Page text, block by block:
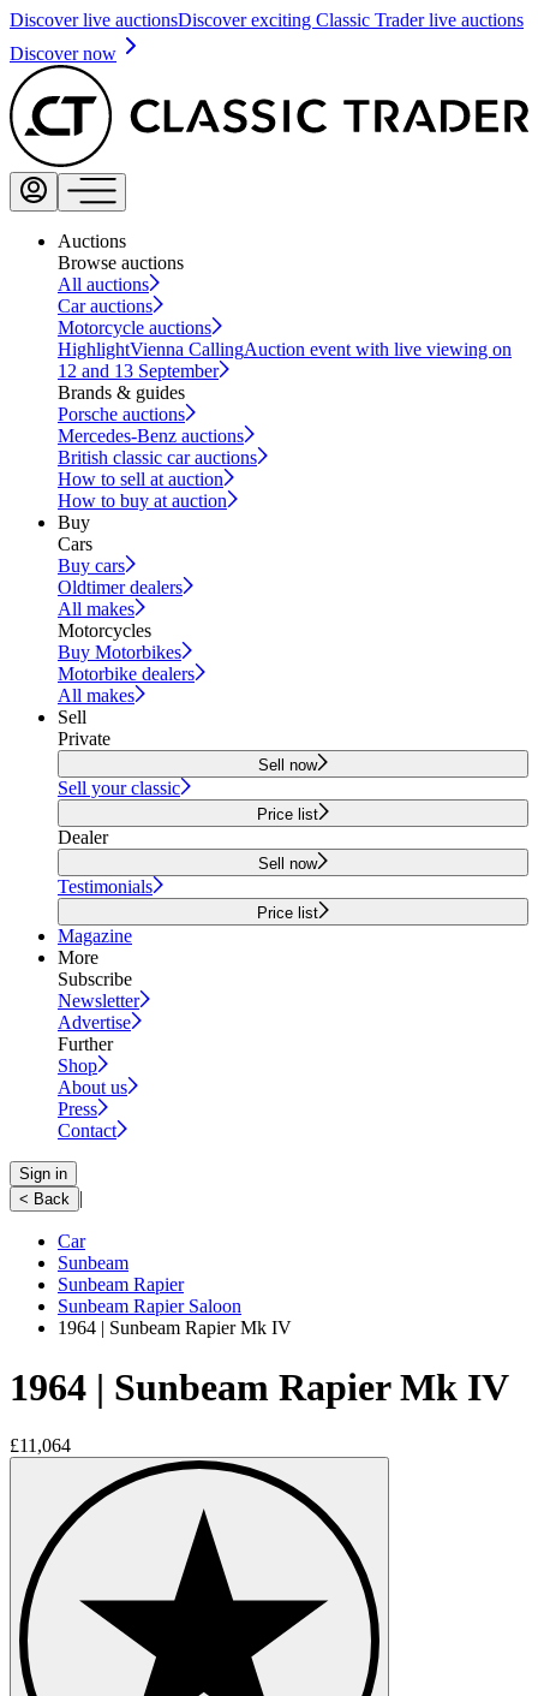
Discover live auctionsDiscover exciting Classic Trader live auctions
Discover now
Auctions
Browse auctions
All auctions
Car auctions
Motorcycle auctions
HighlightVienna CallingAuction event with live viewing on
12 and 13 September
Brands & guides
Porsche auctions
Mercedes-Benz auctions
British classic car auctions
How to sell at auction
How to buy at auction
Buy
Cars
Buy cars
Oldtimer dealers
All makes
Motorcycles
Buy Motorbikes
Motorbike dealers
All makes
Sell
Private
Sell now
Sell your classic
Price list
Dealer
Sell now
Testimonials
Price list
Magazine
More
Subscribe
Newsletter
Advertise
Further
Shop
About us
Press
Contact
Sign in
< Back |
Car
Sunbeam
Sunbeam Rapier
Sunbeam Rapier Saloon
1964 | Sunbeam Rapier Mk IV
1964 | Sunbeam Rapier Mk IV
£11,064